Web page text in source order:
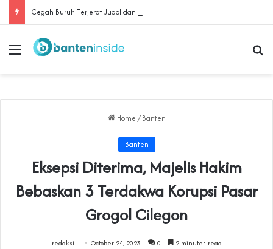
Menu
Home / Banten
Banten
Eksepsi Diterima, Majelis Hakim
Bebaskan 3 Terdakwa Korupsi Pasar
Grogol Cilegon
redaksi October 24, 2023 0 2 minutes read